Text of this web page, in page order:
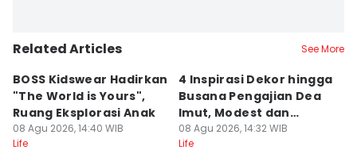
Related Articles See More
BOSS Kidswear Hadirkan
"The World is Yours",
Ruang Eksplorasi Anak
08 Agu 2026, 14:40 WIB
Life
4 Inspirasi Dekor hingga
Busana Pengajian Dea
Imut, Modest dan
Anggun!
08 Agu 2026, 14:32 WIB
Life